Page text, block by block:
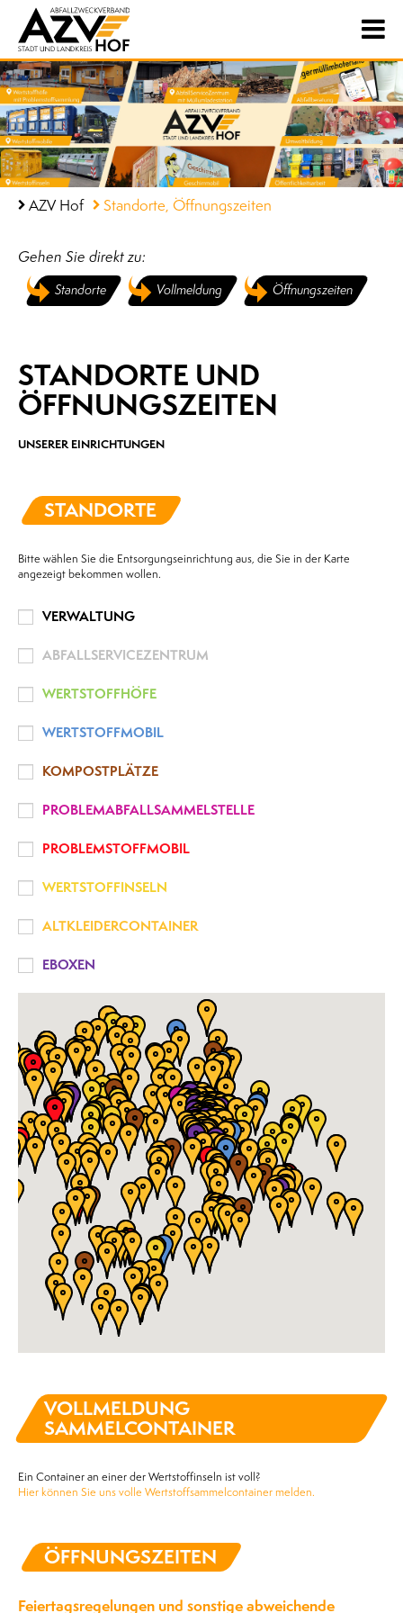
AZV Hof Standorte, Öffnungszeiten
Gehen Sie direkt zu:
Standorte Vollmeldung Öffnungszeiten
STANDORTE UND
ÖFFNUNGSZEITEN
UNSERER EINRICHTUNGEN
STANDORTE
Bitte wählen Sie die Entsorgungseinrichtung aus, die Sie in der Karte
angezeigt bekommen wollen.
VERWALTUNG
ABFALLSERVICEZENTRUM
WERTSTOFFHÖFE
WERTSTOFFMOBIL
KOMPOSTPLÄTZE
PROBLEMABFALLSAMMELSTELLE
PROBLEMSTOFFMOBIL
WERTSTOFFINSELN
ALTKLEIDERCONTAINER
EBOXEN
VOLLMELDUNG
SAMMELCONTAINER
Ein Container an einer der Wertstoffinseln ist voll?
Hier können Sie uns volle Wertstoffsammelcontainer melden.
ÖFFNUNGSZEITEN
Feiertagsregelungen und sonstige abweichende